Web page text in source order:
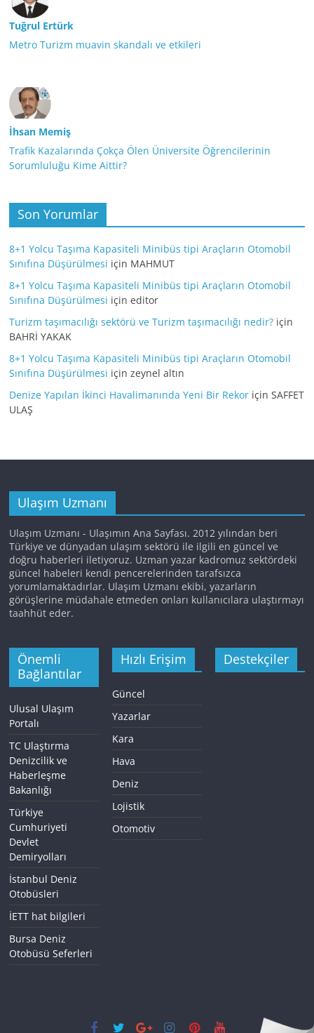
Tuğrul Ertürk
Metro Turizm muavin skandalı ve etkileri
İhsan Memiş
Trafik Kazalarında Çokça Ölen Üniversite Öğrencilerinin
Sorumluluğu Kime Aittir?
Son Yorumlar
8+1 Yolcu Taşıma Kapasiteli Minibüs tipi Araçların Otomobil
Sınıfına Düşürülmesi için MAHMUT
8+1 Yolcu Taşıma Kapasiteli Minibüs tipi Araçların Otomobil
Sınıfına Düşürülmesi içineditor
Turizm taşımacılığı sektörü ve Turizm taşımacılığı nedir? için
BAHRİ YAKAK
8+1 Yolcu Taşıma Kapasiteli Minibüs tipi Araçların Otomobil
Sınıfına Düşürülmesi içinzeynel altın
Denize Yapılan İkinci Havalimanında Yeni Bir Rekor içinSAFFET
ULAŞ
Ulaşım Uzmanı
Ulaşım Uzmanı - Ulaşımın Ana Sayfası. 2012 yılından beri
Türkiye ve dünyadan ulaşım sektörü ile ilgili en güncel ve
doğru haberleri iletiyoruz. Uzman yazar kadromuz sektördeki
güncel habeleri kendi pencerelerinden tarafsızca
yorumlamaktadırlar. Ulaşım Uzmanı ekibi, yazarların
görüşlerine müdahale etmeden onları kullanıcılara ulaştırmayı
taahhüt eder.
Önemli
Bağlantılar
Ulusal Ulaşım
Portalı
TC Ulaştırma
Denizcilik ve
Haberleşme
Bakanlığı
Türkiye
Cumhuriyeti
Devlet
Demiryolları
İstanbul Deniz
Otobüsleri
İETT hat bilgileri
Bursa Deniz
Otobüsü Seferleri
Hızlı Erişim
Güncel
Yazarlar
Kara
Hava
Deniz
Lojistik
Otomotiv
Destekçiler